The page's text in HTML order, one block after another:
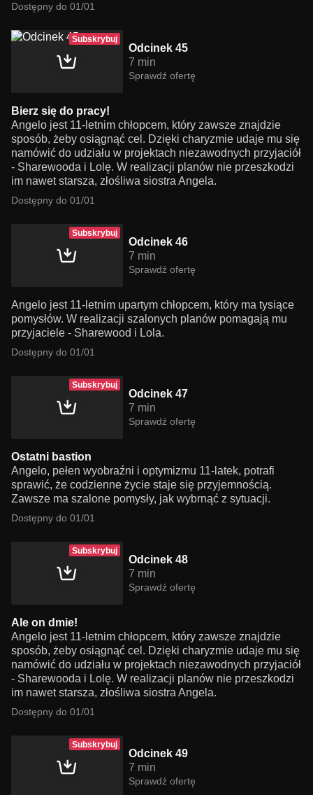
Dostępny do 01/01
Subskrybuj
Odcinek 45
7 min
Sprawdź ofertę
Bierz się do pracy!
Angelo jest 11-letnim chłopcem, który zawsze znajdzie
sposób, żeby osiągnąć cel. Dzięki charyzmie udaje mu się
namówić do udziału w projektach niezawodnych przyjaciół
- Sharewooda i Lolę. W realizacji planów nie przeszkodzi
im nawet starsza, złośliwa siostra Angela.
Dostępny do 01/01
Subskrybuj
Odcinek 46
7 min
Sprawdź ofertę
Angelo jest 11-letnim upartym chłopcem, który ma tysiące
pomysłów. W realizacji szalonych planów pomagają mu
przyjaciele - Sharewood i Lola.
Dostępny do 01/01
Subskrybuj
Odcinek 47
7 min
Sprawdź ofertę
Ostatni bastion
Angelo, pełen wyobraźni i optymizmu 11-latek, potrafi
sprawić, że codzienne życie staje się przyjemnością.
Zawsze ma szalone pomysły, jak wybrnąć z sytuacji.
Dostępny do 01/01
Subskrybuj
Odcinek 48
7 min
Sprawdź ofertę
Ale on dmie!
Angelo jest 11-letnim chłopcem, który zawsze znajdzie
sposób, żeby osiągnąć cel. Dzięki charyzmie udaje mu się
namówić do udziału w projektach niezawodnych przyjaciół
- Sharewooda i Lolę. W realizacji planów nie przeszkodzi
im nawet starsza, złośliwa siostra Angela.
Dostępny do 01/01
Subskrybuj
Odcinek 49
7 min
Sprawdź ofertę